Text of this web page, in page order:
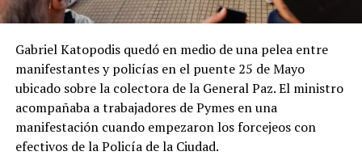
Gabriel Katopodis quedó en medio de una pelea entre
manifestantes y policías en el puente 25 de Mayo
ubicado sobre la colectora de la General Paz. El ministro
acompañaba a trabajadores de Pymes en una
manifestación cuando empezaron los forcejeos con
efectivos de la Policía de la Ciudad.